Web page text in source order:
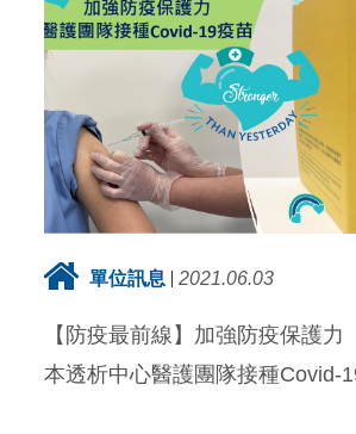
單位訊息 2021.06.03
【防疫最前線】加強防疫保護力
本透析中心醫護團隊接種Covid-